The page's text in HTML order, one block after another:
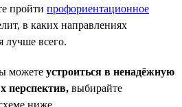
пройти профориентационное
в каких направлениях
лучше всего.
можете устроиться в ненадёжную
перспектив, выбирайте
ниже.